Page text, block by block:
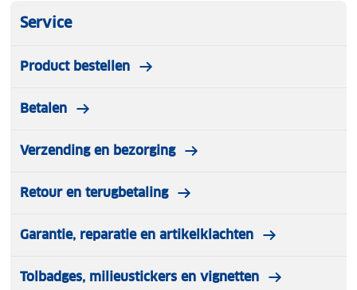
Service
Product bestellen
Betalen
Verzending en bezorging
Retour en terugbetaling
Garantie, reparatie en artikelklachten
Tolbadges, milieustickers en vignetten